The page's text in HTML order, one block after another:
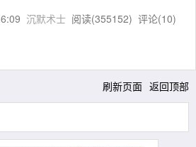
沉默术士 阅读(355152) 评论(10)
刷新页面 返回顶部